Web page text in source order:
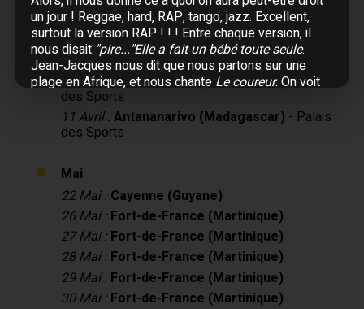
08 Avril : Antananarivo (Madagascar)- Palais
des Sports
09 Avril :Antananarivo (Madagascar)- Palais
des Sports
10 Avril :Antananarivo (Madagascar)- Palais
des Sports
11 Avril :Antananarivo (Madagascar)
des Sports
Mai
22 Mai : Cayenne (Guyane)
26 Mai : Fort-de-France (Martinique)
27 Mai : Fort-de-France (Martinique)
28 Mai : Fort-de-France (Martinique)
29 Mai : Fort-de-France (Martinique)
30 Mai : Fort-de-France (Martinique)
un jour ! Reggae, hard, RAP, tango, jazz. Excellent,
surtout la version RAP ! ! ! Entre chaque version, il
nous disait "pire..."Elle a fait un bébé toute seule.
Jean-Jacques nous dit que nous partons sur une
plage en Afrique, et nous chante Le coureur. On voit
sur les écrans un jeune Noir courir au bord d'une
plage, à la fin, un vieillard noir, avec une barbe
blanche..."je suis étranger partout aujourd'hui, est-ce
Arrive le piano sur le côté gauche. Jean-Jacques se
met derrière, on ne le voit plus. J'ai dit
PLUS", mais bon... il n'allait pas bouger pour mes
beaux yeux non plus !
Il commence Là-bas, au moment où c'est à Sirima, les
paroles sont sur l'écran, c'est nous qui chantons à la
place de Sirima.
Il continue au piano avecNatacha, et fini au violon, il
est d'abord derrière les musiciens puis se promène